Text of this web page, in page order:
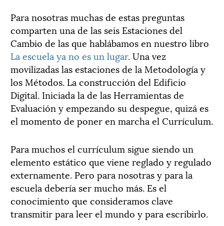
Para nosotras muchas de estas preguntas
comparten una de las seis Estaciones del
Cambio de las que hablábamos en nuestro libro
La escuela ya no es un lugar. Una vez
movilizadas las estaciones de la Metodología y
los Métodos. La construcción del Edificio
Digital. Iniciada la de las Herramientas de
Evaluación y empezando su despegue, quizá es
el momento de poner en marcha el Currículum.
Para muchos el currículum sigue siendo un
elemento estático que viene reglado y regulado
externamente. Pero para nosotras y para la
escuela debería ser mucho más. Es el
conocimiento que consideramos clave
transmitir para leer el mundo y para escribirlo.